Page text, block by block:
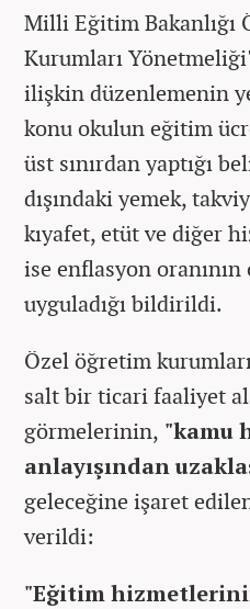
Milli Eğitim Bakanlığı
Kurumları
ilişkin düzenlemenin
konu okulun eğitim
üst sınırdan yaptığı
dışındaki yemek,
kıyafet, etüt ve diğer
ise enflasyon
uyguladığı bildirildi.
Özel öğretim
salt bir ticari faaliyet
görmelerinin, "kamu
anlayışından
geleceğine işaret
verildi:
"Eğitim